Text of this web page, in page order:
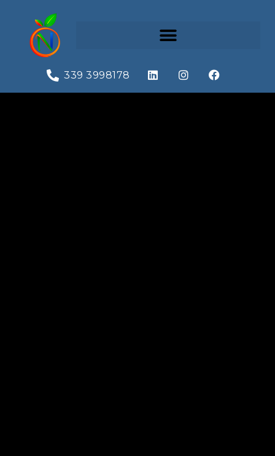
339 3998178